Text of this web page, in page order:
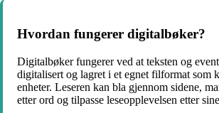
Hvordan fungerer digitalbøker?
Digitalbøker fungerer ved at teksten og
digitalisert og lagret i et egnet filformat som
enheter. Leseren kan bla gjennom sidene,
etter ord og tilpasse leseopplevelsen etter